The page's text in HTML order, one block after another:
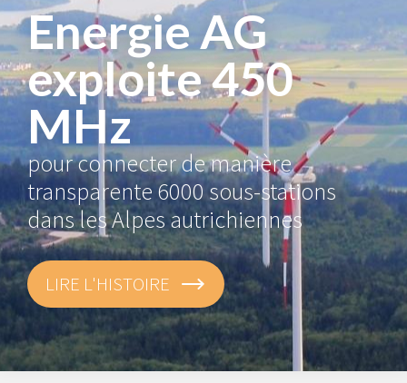
Energie AG
exploite 450
MHz
pour connecter de manière
transparente 6000 sous-stations
dans les Alpes autrichiennes
LIRE L'HISTOIRE